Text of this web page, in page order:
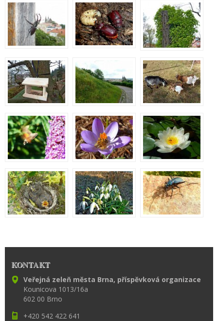
KONTAKT
Veřejná zeleň města Brna, příspěvková organizace
Kounicova 1013/16a
602 00 Brno
+420 542 422 641